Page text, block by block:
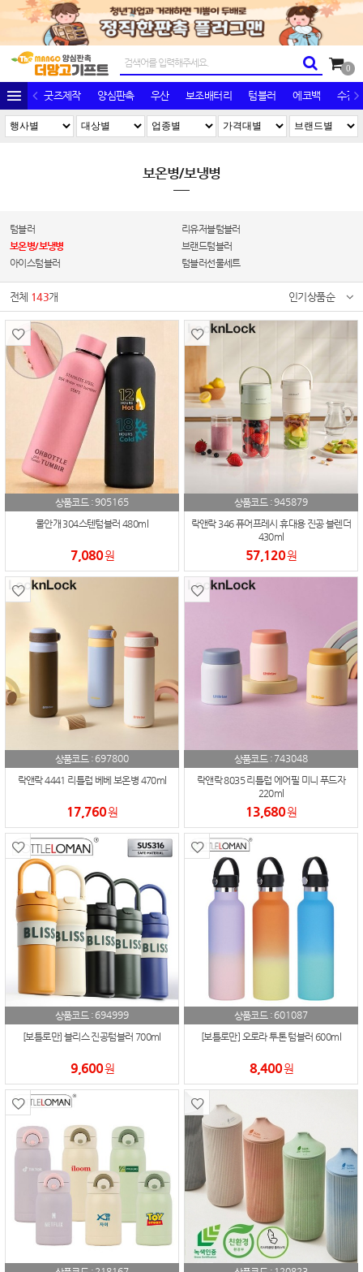
0
굿즈제작 양심판촉 우산 보조배터리 텀블러 에코백 수건/
보온병/보냉병
텀블러
리유저블텀블러
보온병/보냉병
브랜드텀블러
아이스텀블러
텀블러선물세트
전체 143개 인기상품순
상품코드 :905165
물안개 304스텐텀블러 480ml
7,080원
상품코드 :945879
락앤락 346 퓨어프레시 휴대용 진공 블렌더
430ml
57,120원
상품코드 : 697800
락앤락 4441 리틀럽 베베 보온병 470ml
17,760원
상품코드 : 743048
락앤락 8035 리틀럽 에어필 미니 푸드자
220ml
13,680원
상품코드 : 694999
[보틀로만] 블리스 진공텀블러 700ml
9,600원
상품코드 : 601087
[보틀로만] 오로라 투톤 텀블러 600ml
8,400원